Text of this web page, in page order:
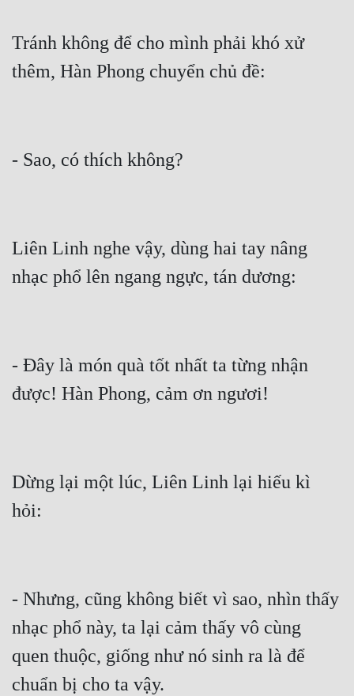
Tránh không để cho mình phải khó xử
thêm, Hàn Phong chuyển chủ đề:
- Sao, có thích không?
Liên Linh nghe vậy, dùng hai tay nâng
nhạc phổ lên ngang ngực, tán dương:
- Đây là món quà tốt nhất ta từng nhận
được! Hàn Phong, cảm ơn ngươi!
Dừng lại một lúc, Liên Linh lại hiếu kì
hỏi:
- Nhưng, cũng không biết vì sao, nhìn thấy
nhạc phổ này, ta lại cảm thấy vô cùng
quen thuộc, giống như nó sinh ra là để
chuẩn bị cho ta vậy.